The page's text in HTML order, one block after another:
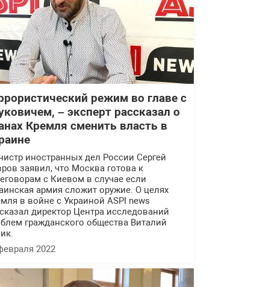
режим во главе с
– эксперт рассказал о
Кремля сменить власть в
иностранных дел России Сергей
заявил, что Москва готова к
с Киевом в случае если
армия сложит оружие. О целях
в войне с Украиной ASPI news
директор Центра исследований
гражданского общества Виталий
2022